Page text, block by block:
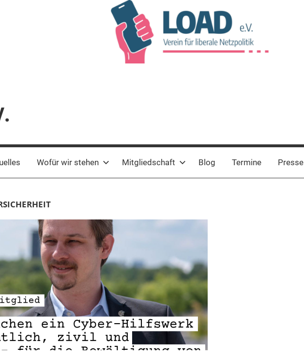
Wofür wir stehen Mitgliedschaft Blog Termine Presse